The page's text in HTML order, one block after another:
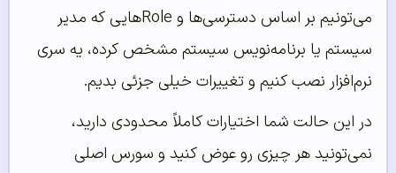
می‌تونیم بر اساس دسترسی‌ها و Roleهایی که مدیر
سیستم یا برنامه‌نویس سیستم مشخص کرده، یه سری
نرم‌افزار نصب کنیم و تغییرات خیلی جزئی بدیم.
در این حالت شما اختیارات کاملاً محدودی دارید،
نمی‌تونید هر چیزی رو عوض کنید و سورس اصلی